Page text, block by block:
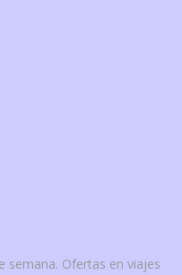
semana. Ofertas en viajes